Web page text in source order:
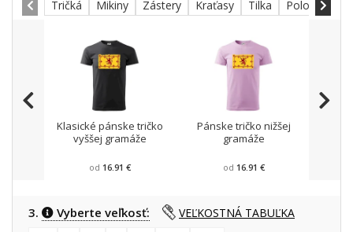
Tričká Mikiny Zástery Kraťasy Tilka Polokošele
Klasické pánske tričko
vyššej gramáže
od 16.91 €
Pánske tričko nižšej
gramáže
od 16.91 €
3. Vyberte veľkosť:
VEĽKOSTNÁ TABUĽKA